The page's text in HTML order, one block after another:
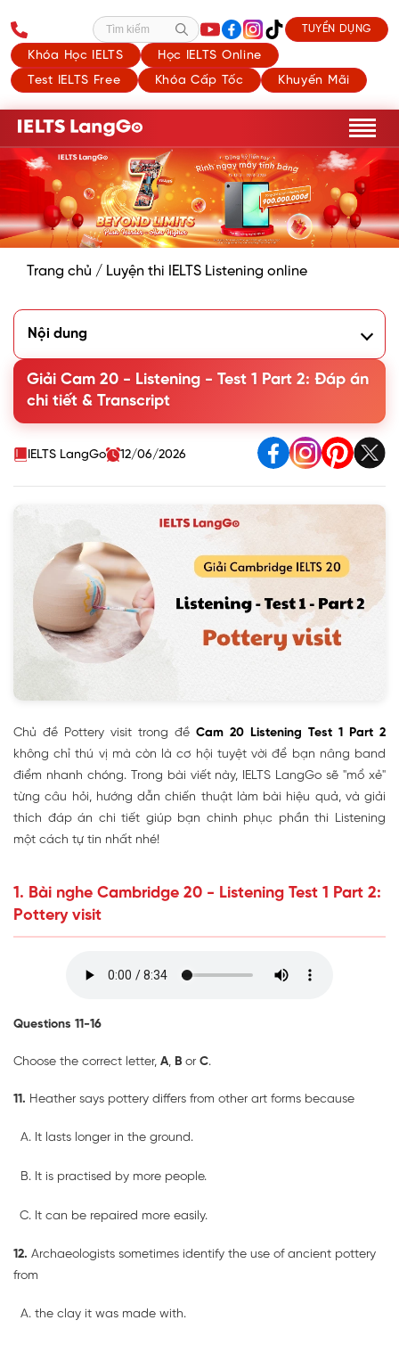
Khóa Học IELTS
Học IELTS Online
Test IELTS Free
Khóa Cấp Tốc Khuyến Mãi
Tìm kiếm TUYỂN DỤNG
Trang chủ / Luyện thi IELTS Listening online
Nội dung
visit
2. Đáp án và giải thích Cam 20 - Listening Test 1 Part 2
Giải Cam 20 - Listening - Test 1 Part 2: Đáp án
chi tiết & Transcript
IELTS LangGo 12/06/2026
Chủ đề Pottery visit trong đề Cam 20 Listening Test 1 Part 2
không chỉ thú vị mà còn là cơ hội tuyệt vời để bạn nâng band
điểm nhanh chóng. Trong bài viết này, IELTS LangGo sẽ "mổ xẻ"
từng câu hỏi, hướng dẫn chiến thuật làm bài hiệu quả, và giải
thích đáp án chi tiết giúp bạn chinh phục phần thi Listening
một cách tự tin nhất nhé!
1. Bài nghe Cambridge 20 - Listening Test 1 Part 2:
Pottery visit
Questions 11-16
Choose the correct letter, A, B or C.
11. Heather says pottery differs from other art forms because
It lasts longer in the ground.
It is practised by more people.
It can be repaired more easily.
12. Archaeologists sometimes identify the use of ancient pottery
from
the clay it was made with.